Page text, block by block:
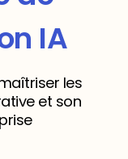
IA
les
et son